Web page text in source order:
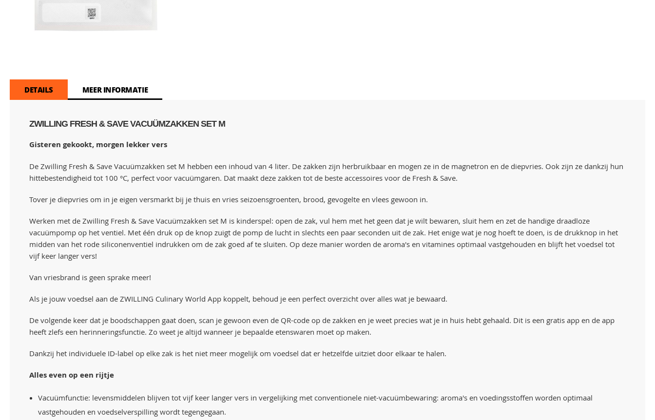
DETAILS
ZWILLING FRESH & SAVE VACUÜMZAKKEN SET M
Gisteren gekookt, morgen lekker vers
De Zwilling Fresh & Save Vacuümzakken set M hebben een inhoud van 4 liter. De zakken zijn herbruikbaar en mogen ze in de magnetron en de diepvries. Ook zijn ze dankzij hun
hittebestendigheid tot 100 °C, perfect voor vacuümgaren. Dat maakt deze zakken tot de beste accessoires voor de Fresh & Save.
Tover je diepvries om in je eigen versmarkt bij je thuis en vries seizoensgroenten, brood, gevogelte en vlees gewoon in.
Werken met de Zwilling Fresh & Save Vacuümzakken set M is kinderspel: open de zak, vul hem met het geen dat je wilt bewaren, sluit hem en zet de handige draadloze
vacuümpomp op het ventiel. Met één druk op de knop zuigt de pomp de lucht in slechts een paar seconden uit de zak. Het enige wat je nog hoeft te doen, is de drukknop in het
midden van het rode siliconenventiel indrukken om de zak goed af te sluiten. Op deze manier worden de aroma's en vitamines optimaal vastgehouden en blijft het voedsel tot
vijf keer langer vers!
Van vriesbrand is geen sprake meer!
Als je jouw voedsel aan de ZWILLING Culinary World App koppelt, behoud je een perfect overzicht over alles wat je bewaard.
De volgende keer dat je boodschappen gaat doen, scan je gewoon even de QR-code op de zakken en je weet precies wat je in huis hebt gehaald. Dit is een gratis app en de app
heeft zlefs een herinneringsfunctie. Zo weet je altijd wanneer je bepaalde etenswaren moet op maken.
Dankzij het individuele ID-label op elke zak is het niet meer mogelijk om voedsel dat er hetzelfde uitziet door elkaar te halen.
Alles even op een rijtje
Vacuümfunctie: levensmiddelen blijven tot vijf keer langer vers in vergelijking met conventionele niet-vacuümbewaring: aroma's en voedingsstoffen worden optimaal
vastgehouden en voedselverspilling wordt tegengegaan.
MEER INFORMATIE